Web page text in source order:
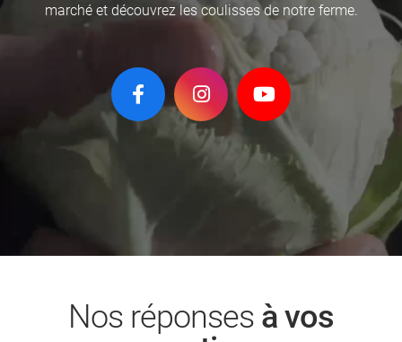
marchéet découvrez les coulisses de notre ferme.
Nos réponses à vos